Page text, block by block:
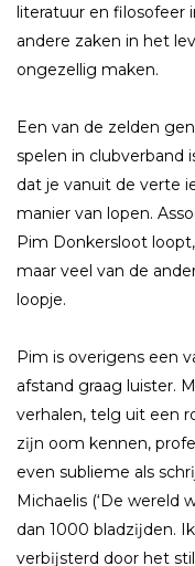
literatuur en filosofeer
andere zaken in het
ongezellig maken.
Een van de zelden
spelen in clubverband
dat je vanuit de verte
manier van lopen.
Pim Donkersloot
maar veel van de
loopje.
Pim is overigens een
afstand graag luister.
verhalen, telg uit een
zĳn oom kennen,
even sublieme als
Michaelis (‘De wereld
dan 1000 bladzĳden.
verbĳsterd door het